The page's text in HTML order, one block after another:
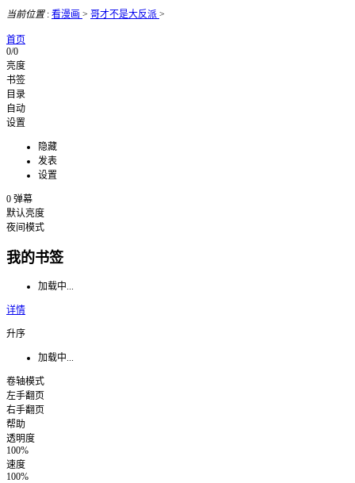
当前位置: 看漫画 > 哥才不是大反派 >
首页
0/0
亮度
书签
目录
自动
设置
隐藏
发表
设置
0 弹幕
默认亮度
夜间模式
我的书签
加载中...
详情
升序
加载中...
卷轴模式
左手翻页
右手翻页
帮助
透明度
100%
速度
100%